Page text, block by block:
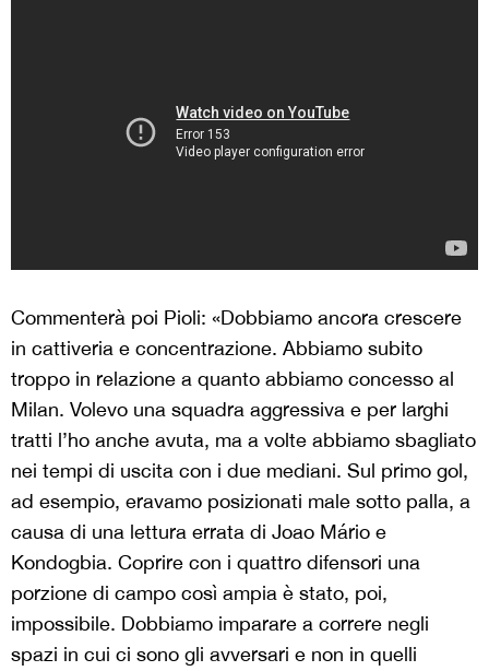
Commenterà poi Pioli: «Dobbiamo ancora crescere
in cattiveria e concentrazione. Abbiamo subito
troppo in relazione a quanto abbiamo concesso al
Milan. Volevo una squadra aggressiva e per larghi
tratti l’ho anche avuta, ma a volte abbiamo sbagliato
nei tempi di uscita con i due mediani. Sul primo gol,
ad esempio, eravamo posizionati male sotto palla, a
causa di una lettura errata di Joao Mário e
Kondogbia. Coprire con i quattro difensori una
porzione di campo così ampia è stato, poi,
impossibile. Dobbiamo imparare a correre negli
spazi in cui ci sono gli avversari e non in quelli